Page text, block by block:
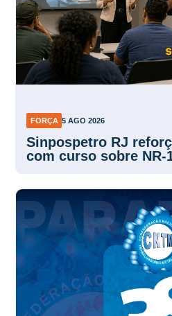
FORÇA 5 AGO 2026
Sinpospetro RJ
com curso sobre NR-